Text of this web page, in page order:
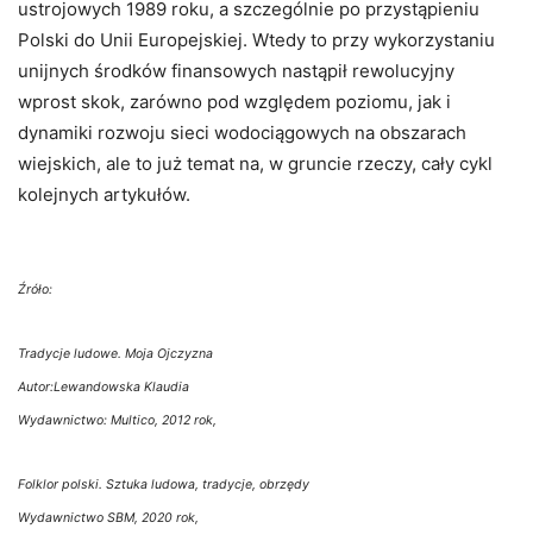
ustrojowych 1989 roku, a szczególnie po przystąpieniu
Polski do Unii Europejskiej. Wtedy to przy wykorzystaniu
unijnych środków finansowych nastąpił rewolucyjny
wprost skok, zarówno pod względem poziomu, jak i
dynamiki rozwoju sieci wodociągowych na obszarach
wiejskich, ale to już temat na, w gruncie rzeczy, cały cykl
kolejnych artykułów.
Źróło:
Tradycje ludowe. Moja Ojczyzna
Autor:Lewandowska Klaudia
Wydawnictwo: Multico, 2012 rok,
Folklor polski. Sztuka ludowa, tradycje, obrzędy
Wydawnictwo SBM, 2020 rok,